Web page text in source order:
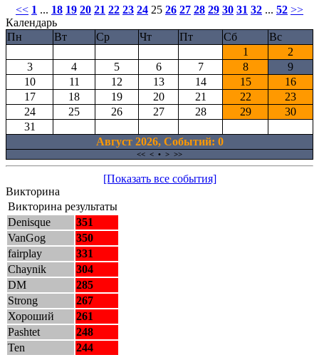
<< 1 ... 18 19 20 21 22 23 24 25 26 27 28 29 30 31 32 ... 52 >>
Календарь
Пн
Вт Ср Чт Пт Сб
Вс
1
2
3
4 5 6 7 8
9
10
11 12 13 14 15
16
17
18 19 20 21 22
23
24
25 26 27 28 29
30
31
Август 2026, Cобытий: 0
<< < • > >>
[Показать все события]
Викторина
Викторина результаты
Denisque
351
VanGog
350
fairplay
331
Chaynik
304
DM
285
Strong
267
Хороший
261
Pashtet
248
Ten
244